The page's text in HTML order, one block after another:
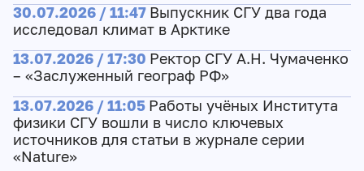
30.07.2026 / 11:47 Выпускник СГУ два года
исследовал климат в Арктике
13.07.2026 / 17:30 Ректор СГУ А.Н. Чумаченко
– «Заслуженный географ РФ»
13.07.2026 / 11:05 Работы учёных Института
физики СГУ вошли в число ключевых
источников для статьи в журнале серии
«Nature»